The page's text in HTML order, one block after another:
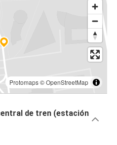
Protomaps©OpenStreetMap
de tren (estación